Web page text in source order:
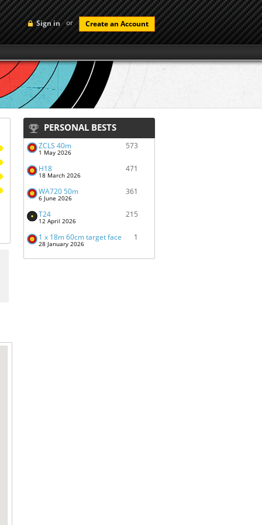
Sign in or Create an Account
PERSONAL BESTS
ZČLS 40m
1 May 2026
573
H18
18 March 2026
471
WA720 50m
6 June 2026
361
T24
12 April 2026
215
1 x 18m 60cm target face
28 January 2026
1